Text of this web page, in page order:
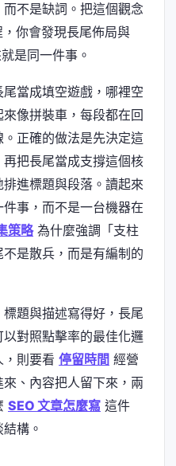
不是缺詞。把這個觀念
你會發現長尾佈局與
是同一件事。
當成填空遊戲，哪裡空
像拼裝車，每段都在回
正確的做法是先決定這
把長尾當成支撐這個核
進標題與段落。讀起來
事，而不是一台機器在
策略為什麼強調「支柱
是散兵，而是有編制的
題與描述寫得好，長尾
對照點擊率的最佳化邏
則要看 停留時間 經營
、內容把人留下來，兩
SEO 文章怎麼寫 這件
構。